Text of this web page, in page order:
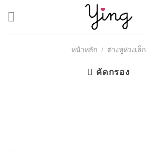
หน้าหลัก / ต่างหูห่วงเล็ก
คัดกรอง